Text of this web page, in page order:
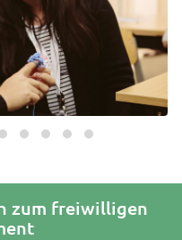
zum freiwilligen